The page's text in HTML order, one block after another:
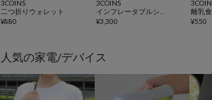
3COINS
二つ折りウォレット
¥880
3COINS
¥3,300 ¥550
人気の家電/デバイス